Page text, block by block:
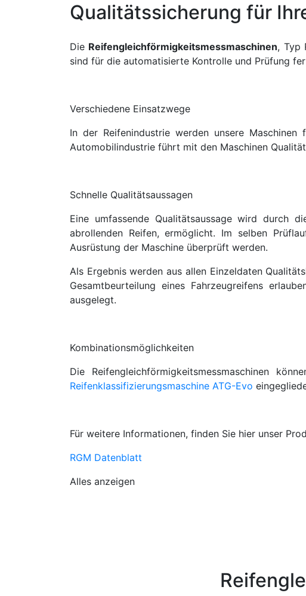
Qualitätssicherung für
Die Reifengleichförmigkeitsmessmaschinen, Typ
sind für die automatisierte Kontrolle und Prüfung
Verschiedene Einsatzwege
In der Reifenindustrie werden unsere
Automobilindustrie führt mit den Maschinen
Schnelle Qualitätsaussagen
Eine umfassende Qualitätsaussage wird durch
abrollenden Reifen, ermöglicht. Im selben
Ausrüstung der Maschine überprüft werden.
Als Ergebnis werden aus allen Einzeldaten
Gesamtbeurteilung eines Fahrzeugreifens
ausgelegt.
Kombinationsmöglichkeiten
Die Reifengleichförmigkeitsmessmaschinen
Reifenklassifizierungsmaschine ATG-Evo
Für weitere Informationen, finden Sie hier unser
RGM Datenblatt
Alles anzeigen